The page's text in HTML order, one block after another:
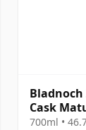
Bladnoch
Cask
Ma 14 年
700ml •